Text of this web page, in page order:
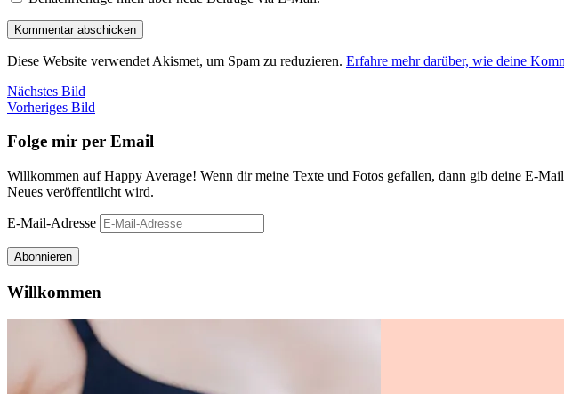
Diese Website verwendet Akismet, um Spam zu reduzieren. Erfahre mehr darüber, wie deine
Nächstes Bild
Vorheriges Bild
Folge mir per Email
Willkommen auf Happy Average! Wenn dir meine Texte und Fotos gefallen, dann gib deine E-
Neues veröffentlicht wird.
E-Mail-Adresse
Abonnieren
Willkommen